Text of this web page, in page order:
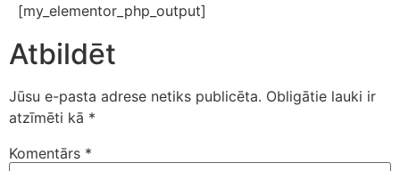
[my_elementor_php_output]
Atbildēt
Jūsu e-pasta adrese netiks publicēta. Obligātie lauki ir
atzīmēti kā *
Komentārs *